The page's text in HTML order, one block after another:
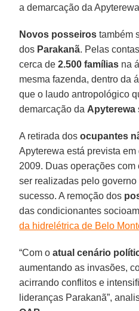
a demarcação da
Novos posseiros também
dos Parakanã. Pelas
cerca de2.500 famílias na
mesma fazenda, dentro da
que o laudo antropológico
demarcação da Apyterewa
A retirada dosocupantes
Apyterewa está prevista
2009. Duas operações
ser realizadas pelo
sucesso. A remoção dos
das condicionantes
da hidrelétrica de Belo
“Com oatual cenário
aumentando as invasões,
acirrando conflitos e
lideranças Parakanã”,